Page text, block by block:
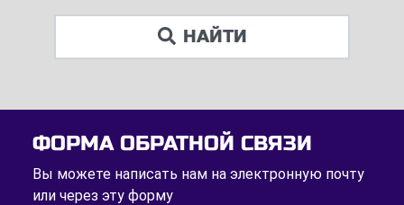
НАЙТИ
ФОРМА ОБРАТНОЙ СВЯЗИ
Вы можете написать нам на электронную почту
или через эту форму